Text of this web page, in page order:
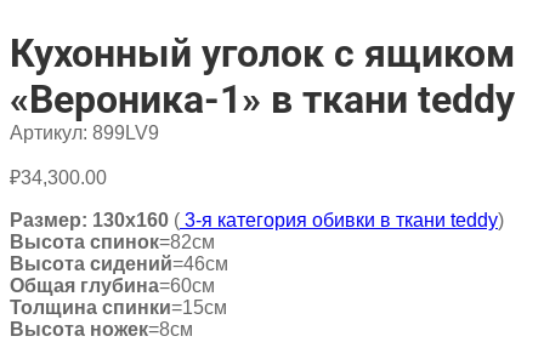
Кухонный уголок с ящиком
«Вероника-1» в ткани teddy
Артикул: 899LV9
₽34,300.00
Размер: 130х160 ( 3-я категория обивки в ткани teddy)
Высота спинок=82см
Высота сидений=46см
Общая глубина=60см
Толщина спинки=15см
Высота ножек=8см